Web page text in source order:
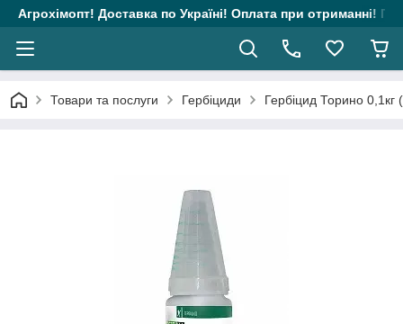
Агрохімопт! Доставка по Україні! Оплата при отриманні!
Товари та послуги Гербіциди Гербіцид Торино